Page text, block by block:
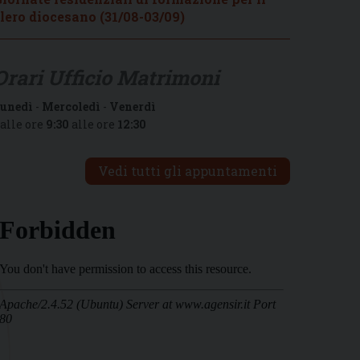
diocesano (31/08-03/09)
- Mercoledì - Venerdì
ore 9:30 alle ore 12:30
Vedi tutti gli appuntamenti